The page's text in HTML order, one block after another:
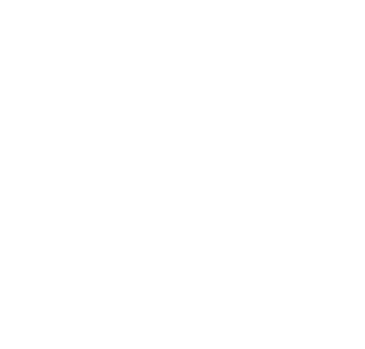
image in the carousel that follows. Use the Previous and Next